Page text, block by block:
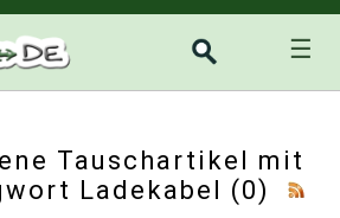
☰
Tauschartikel mit
Ladekabel (0)